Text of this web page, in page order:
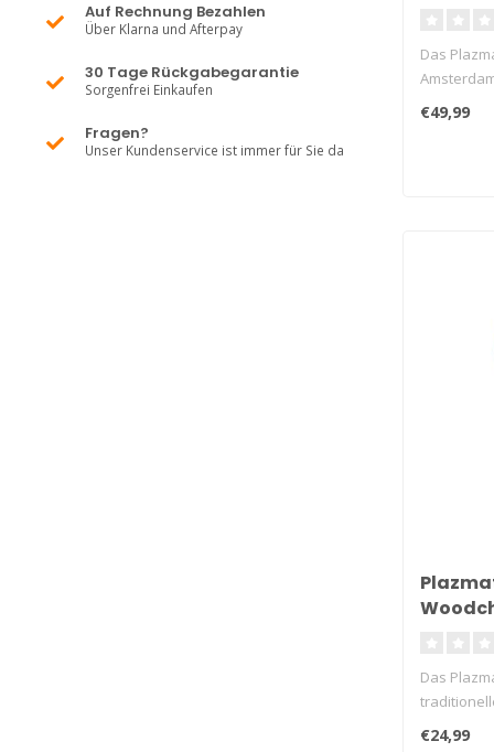
Auf Rechnung Bezahlen
Über Klarna und Afterpay
30 Tage Rückgabegarantie
Sorgenfrei Einkaufen
Fragen?
Unser Kundenservice ist immer für Sie da
Das
da..
€49,99
Das
€24,99